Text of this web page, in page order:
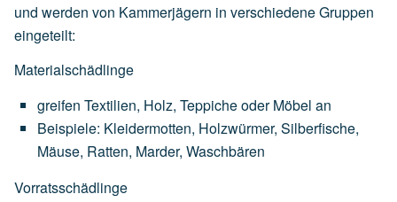
und werden von Kammerjägern in verschiedene Gruppen
eingeteilt:
Materialschädlinge
greifen Textilien, Holz, Teppicheoder Möbel an
Beispiele: Kleidermotten, Holzwürmer, Silberfische,
Mäuse, Ratten, Marder, Waschbären
Vorratsschädlinge